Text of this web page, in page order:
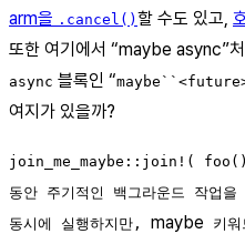
arm을 .cancel() 할 수도 있고,
또한 여기에서 “maybe async”
async 블록인 “
여지가 있을까?
join_me_maybe::join!(
동안 주기적인 백그라운드 작업
동시에 실행하지만, maybe 키